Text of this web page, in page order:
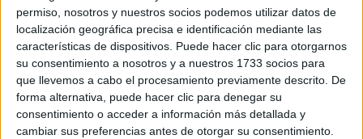
permiso, nosotros y nuestros socios podemos utilizar datos de
localización geográfica precisa e identificación mediante las
características de dispositivos. Puede hacer clic para otorgarnos
su consentimiento a nosotros y a nuestros 1733 socios para
que llevemos a cabo el procesamiento previamente descrito. De
forma alternativa, puede hacer clic para denegar su
consentimiento o acceder a información más detallada y
cambiar sus preferencias antes de otorgar su consentimiento.
Chico
Chica
¿En qué año terminas (o terminaste) bachillerato o FP?
Soy estudiante de:*